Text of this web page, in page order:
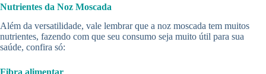
Nutrientes da Noz Moscada
Além da versatilidade, vale lembrar que a noz moscada tem muitos
nutrientes, fazendo com que seu consumo seja muito útil para sua
saúde, confira só: